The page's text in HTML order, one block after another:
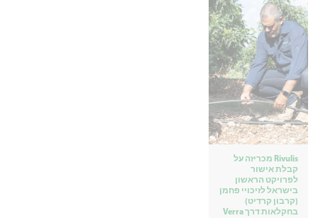
Rivulis מכריזה על
קבלת אישור
לפרויקט הראשון
בישראל לזיכויי פחמן
(קרבון קרדיט)
בחקלאות דרך Verra